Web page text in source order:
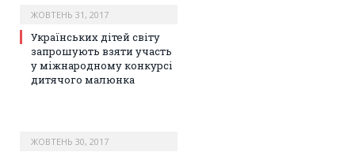
ЖОВТЕНЬ 31, 2017
Українських дітей світу
запрошують взяти участь
у міжнародному конкурсі
дитячого малюнка
ЖОВТЕНЬ 30, 2017